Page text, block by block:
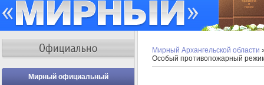
Мирный официальный
Мирный Архангельской области
Особый противопожарный